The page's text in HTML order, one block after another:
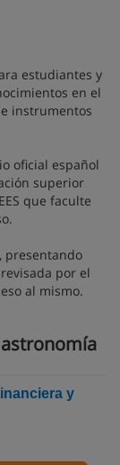
estudiantes y
en el
instrumentos
oficial español
superior
que faculte
presentando
por el
al mismo.
y